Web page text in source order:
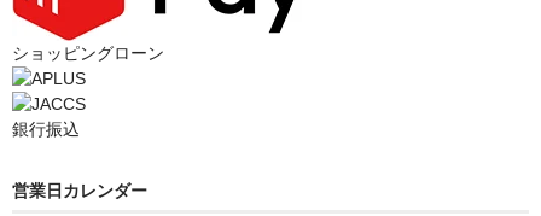
ショッピングローン
銀行振込
営業日カレンダー